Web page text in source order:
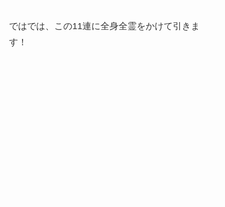
ではでは、この11連に全身全霊をかけて引きま
す！